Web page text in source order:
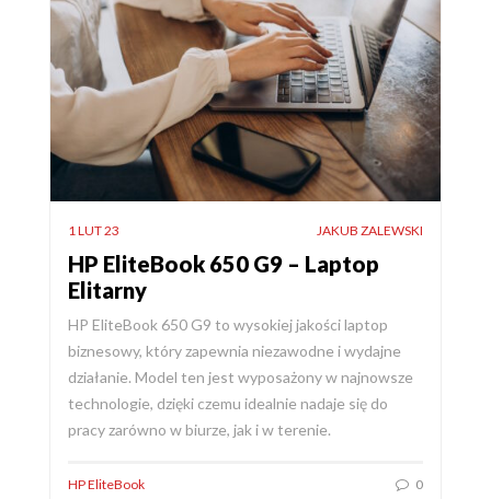
1 LUT 23 JAKUB ZALEWSKI
HP EliteBook 650 G9 – Laptop
Elitarny
HP EliteBook 650 G9 to wysokiej jakości laptop
biznesowy, który zapewnia niezawodne i wydajne
działanie. Model ten jest wyposażony w najnowsze
technologie, dzięki czemu idealnie nadaje się do
pracy zarówno w biurze, jak i w terenie.
HP EliteBook 0